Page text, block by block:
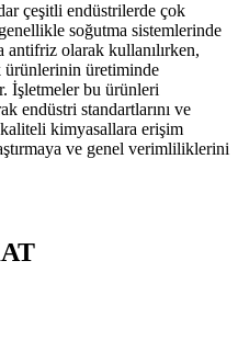
çeşitli endüstrilerde çok
soğutma sistemlerinde
olarak kullanılırken,
ürünlerinin üretiminde
İşletmeler bu ürünleri
endüstri standartlarını ve
kimyasallara erişim
ve genel verimliliklerini